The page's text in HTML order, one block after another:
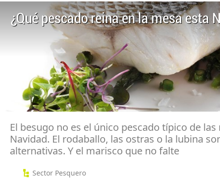
¿Qué pescado reina en la mesa esta
El besugo no es el único pescado típico de las
Navidad. El rodaballo, las ostras o la lubina
alternativas. Y el marisco que no falte
Sector Pesquero